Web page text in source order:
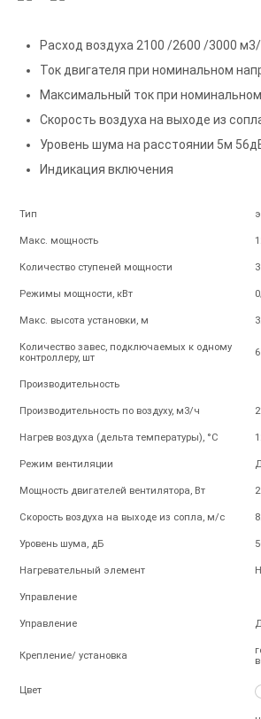
Расход воздуха 2100 /2600 /3000
Ток двигателя при номинальном
Максимальный ток при
Скорость воздуха на выходе из
Уровень шума на расстоянии 5м
Индикация включения
Тип
Макс. мощность
Количество ступеней мощности 3
Режимы мощности, кВт
Макс. высота установки, м
Количество завес, подключаемых к одному
контроллеру, шт
6
Производительность
Производительность по воздуху, м3/ч
Нагрев воздуха (дельта температуры), °С
Режим вентиляции
Мощность двигателей вентилятора, Вт
Скорость воздуха на выходе из сопла, м/с
Уровень шума, дБ
Нагревательный элемент
Управление
Управление
Крепление/ установка
Цвет